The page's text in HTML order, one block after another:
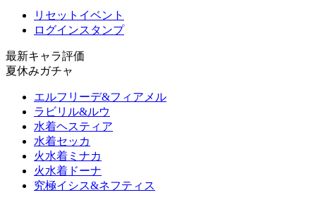
リセットイベント
ログインスタンプ
最新キャラ評価
夏休みガチャ
エルフリーデ&フィアメル
ラビリル&ルウ
水着ヘスティア
水着セッカ
火水着ミナカ
火水着ドーナ
究極イシス&ネフティス